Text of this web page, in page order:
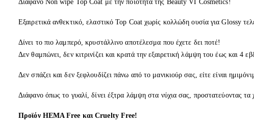
Διάφανο Non wipe Top Coat με την ποιότητα της Beauty VI Cosmetics!
Εξαιρετικά ανθεκτικό, ελαστικό Top Coat χωρίς κολλώδη ουσία για Glossy
Δίνει το πιο λαμπερό, κρυστάλλινο αποτέλεσμα που έχετε δει ποτέ!
Δεν θαμπώνει, δεν κιτρινίζει και κρατά την εξαιρετική λάμψη του έως και 4
Δεν σπάζει και δεν ξεφλουδίζει πάνω από το μανικιούρ σας, είτε είναι
Διάφανο όπως το γυαλί, δίνει έξτρα λάμψη στα νύχια σας, προστατεύοντας
Προϊόν HEMA Free και Cruelty Free!